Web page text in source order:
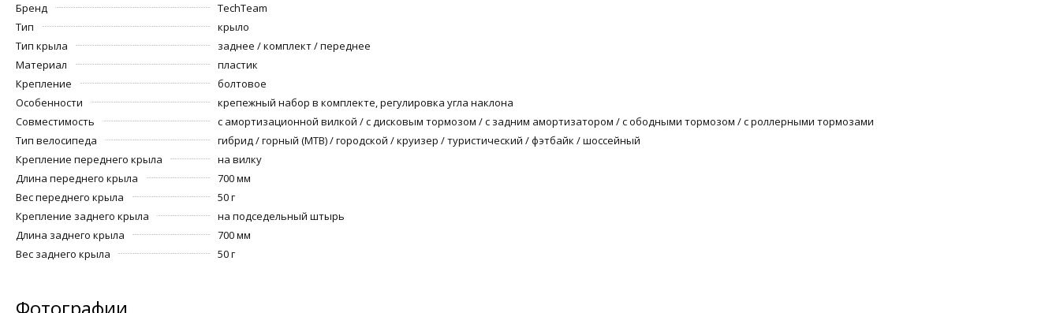
Бренд
TechTeam
Тип
крыло
Тип крыла
заднее / комплект / переднее
Материал
пластик
Крепление
болтовое
Особенности
крепежный набор в комплекте, регулировка угла наклона
Совместимость
с амортизационной вилкой / с дисковым тормозом / с задним амортизатором / с ободными тормозом / с роллерными тормозами
Тип велосипеда
гибрид / горный (MTB) / городской / круизер / туристический / фэтбайк / шоссейный
Крепление переднего крыла
на вилку
Длина переднего крыла
700 мм
Вес переднего крыла
50 г
Крепление заднего крыла
на подседельный штырь
Длина заднего крыла
700 мм
Вес заднего крыла
50 г